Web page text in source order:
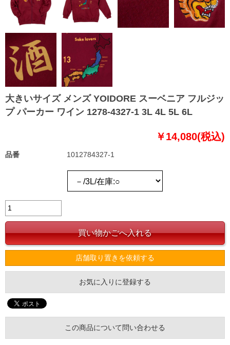
大きいサイズ メンズ YOIDORE スーベニア フルジッ
プ パーカー ワイン 1278-4327-1 3L 4L 5L 6L
￥14,080(税込)
品番 1012784327-1
店舗取り置きを依頼する
お気に入りに登録する
この商品について問い合わせる